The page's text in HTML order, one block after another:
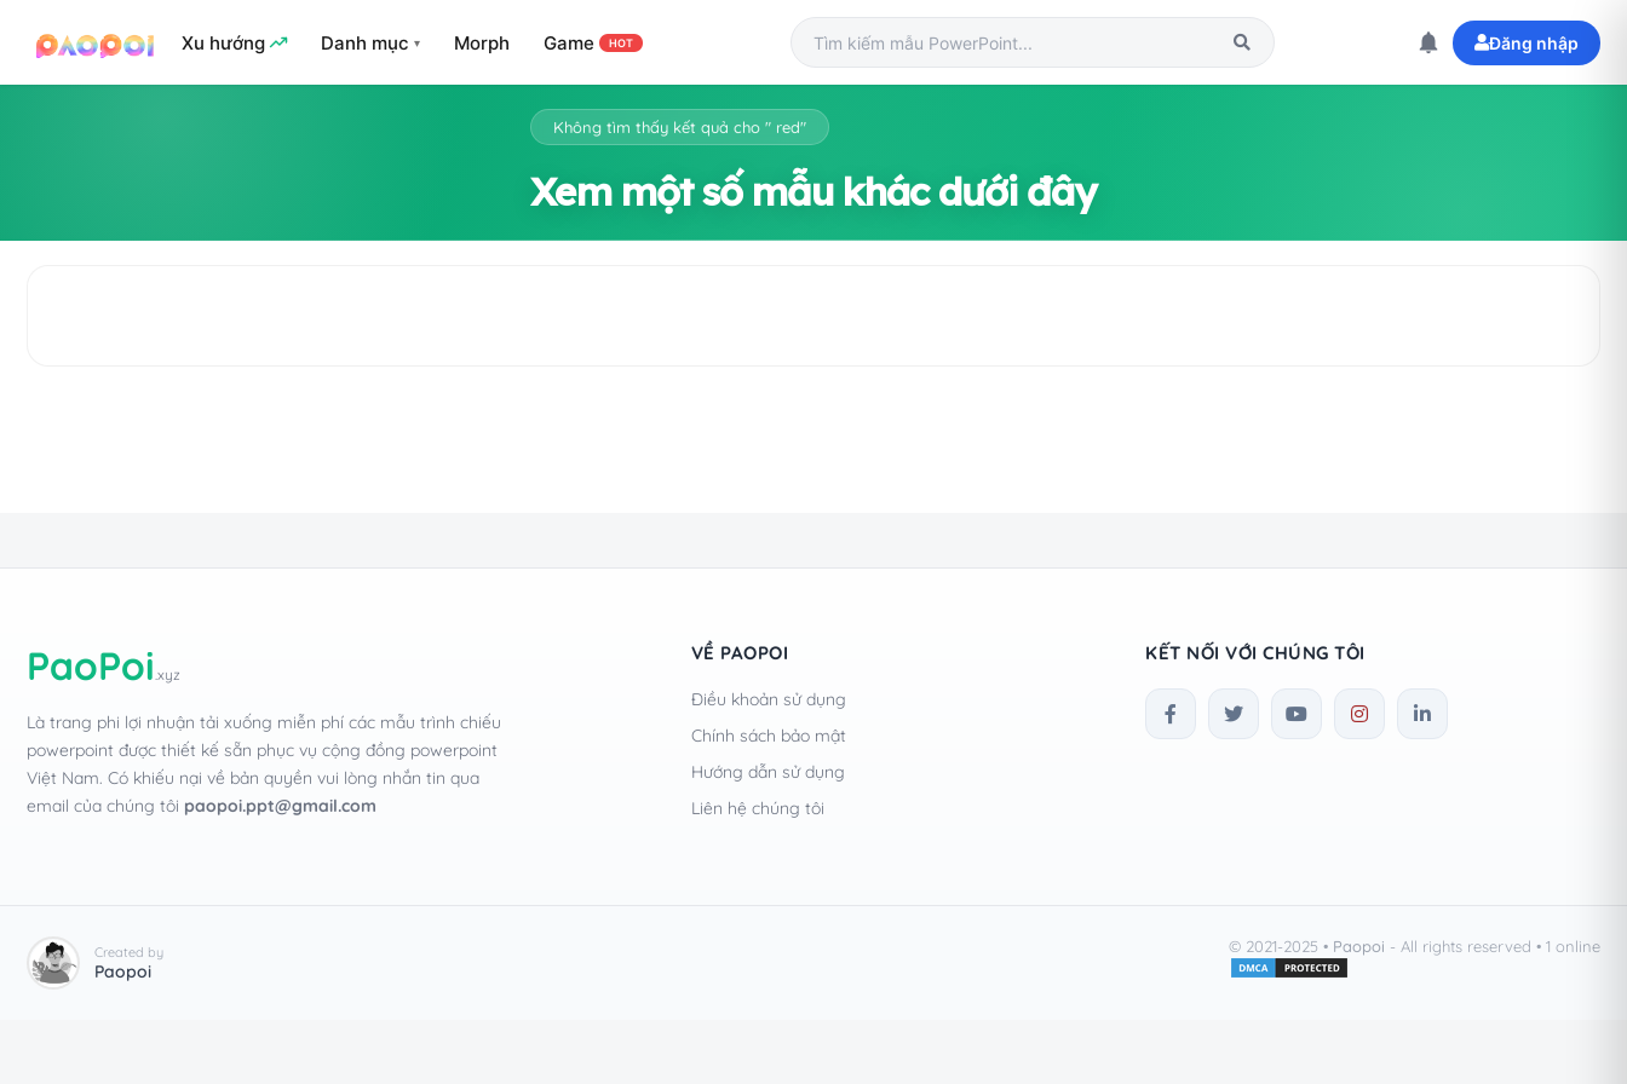
Xu hướng Danh mục Morph Game HOT Đăng nhập
Không tìm thấy kết quả cho " red"
Xem một số mẫu khác dưới đây
PaoPoi.xyz
Là trang phi lợi nhuận tải xuống miễn phí các mẫu trình chiếu
powerpoint được thiết kế sẵn phục vụ cộng đồng powerpoint
Việt Nam. Có khiếu nại về bản quyền vui lòng nhắn tin qua
email của chúng tôi paopoi.ppt@gmail.com
VỀ PAOPOI
Điều khoản sử dụng
Chính sách bảo mật
Hướng dẫn sử dụng
Liên hệ chúng tôi
KẾT NỐI VỚI CHÚNG TÔI
Created by
Paopoi
© 2021-2025 • Paopoi - All rights reserved • 1 online